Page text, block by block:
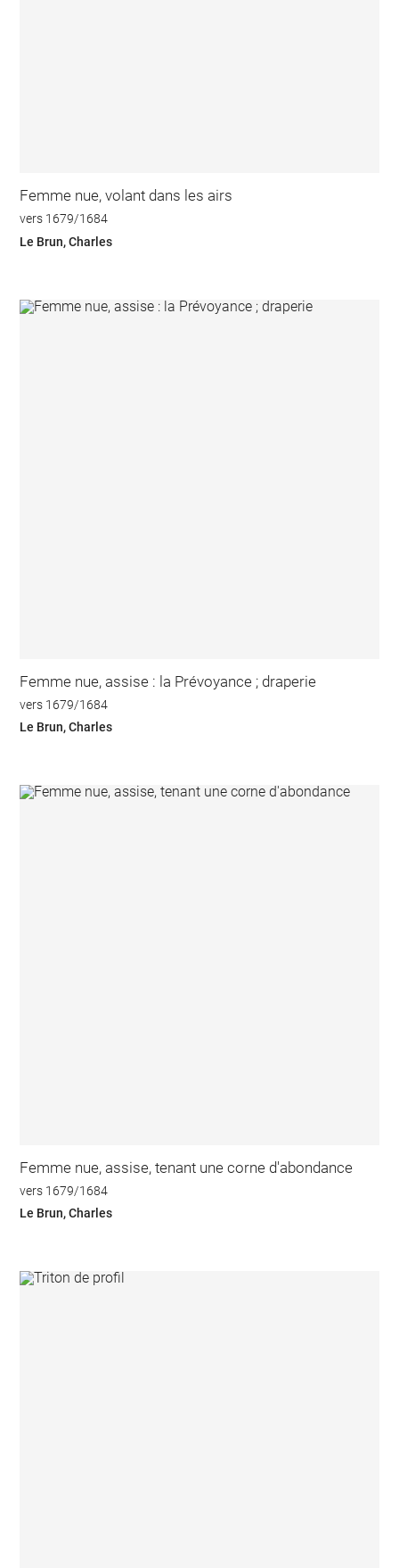
Femme nue, volant dans les airs
vers 1679/1684
Le Brun, Charles
Femme nue, assise : la Prévoyance ; draperie
vers 1679/1684
Le Brun, Charles
Femme nue, assise, tenant une corne d'abondance
vers 1679/1684
Le Brun, Charles